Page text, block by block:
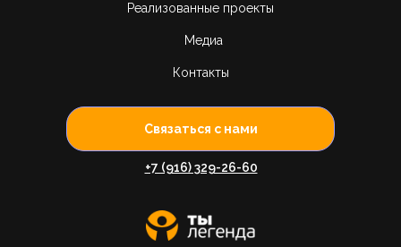
+7 (916) 329-26-60
Контакты
Реализованные проекты
Связаться с нами
Медиа